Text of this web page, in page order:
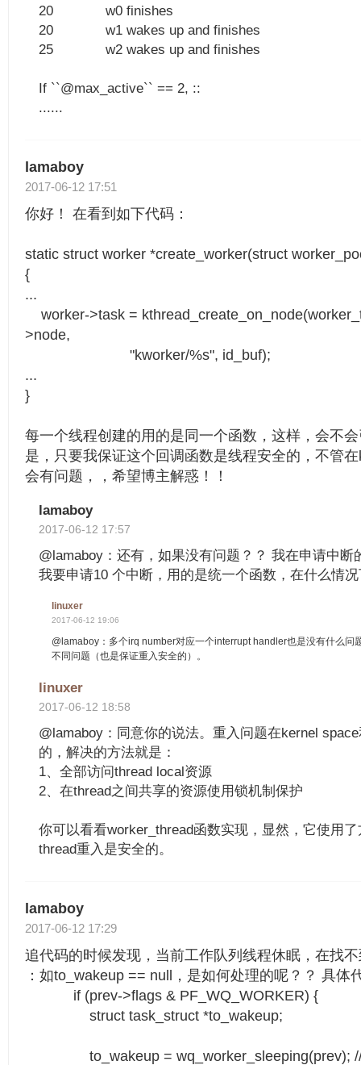
20 w0 finishes
20 w1 wakes up and finishes
25 w2 wakes up and finishes
If ``@max_active`` == 2, ::
......
lamaboy
2017-06-12 17:51
你好！ 在看到如下代码：
static struct worker *create_worker(struct
{
...
worker->task =
>node,
"kworker/%s", id_buf);
...
}
每一个线程创建的用的是同一个函数，这样，会不
是，只要我保证这个回调函数是线程安全的，不管
会有问题，，希望博主解惑！！
lamaboy
2017-06-12 17:57
@lamaboy：还有，如果没有问题？？ 我在申请中断
我要申请10 个中断，用的是统一个函数，在什么情
linuxer
2017-06-12 19:06
@lamaboy：多个irq number对应一个interrupt handler也是没有什么问
不同问题（也是保证重入安全的）。
linuxer
2017-06-12 18:58
@lamaboy：同意你的说法。重入问题在kernel
的，解决的方法就是：
1、全部访问thread local资源
2、在thread之间共享的资源使用锁机制保护
你可以看看worker_thread函数实现，显然，它使用
thread重入是安全的。
lamaboy
2017-06-12 17:29
追代码的时候发现，当前工作队列线程休眠，在找
：如to_wakeup == null，是如何处理的呢？？ 具体
if (prev->flags & PF_WQ_WORKER) {
struct task_struct *to_wakeup;
to_wakeup = wq_worker_sleeping(prev); //